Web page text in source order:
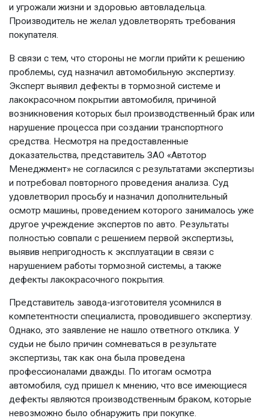
и угрожали жизни и здоровью автовладельца.
Производитель не желал удовлетворять требования
покупателя.
В связи с тем, что стороны не могли прийти к решению
проблемы, суд назначил автомобильную экспертизу.
Эксперт выявил дефекты в тормозной системе и
лакокрасочном покрытии автомобиля, причиной
возникновения которых был производственный брак или
нарушение процесса при создании транспортного
средства. Несмотря на предоставленные
доказательства, представитель ЗАО «Автотор
Менеджмент» не согласился с результатами экспертизы
и потребовал повторного проведения анализа. Суд
удовлетворил просьбу и назначил дополнительный
осмотр машины, проведением которого занималось уже
другое учреждение экспертов по авто. Результаты
полностью совпали с решением первой экспертизы,
выявив непригодность к эксплуатации в связи с
нарушением работы тормозной системы, а также
дефекты лакокрасочного покрытия.
Представитель завода-изготовителя усомнился в
компетентности специалиста, проводившего экспертизу.
Однако, это заявление не нашло ответного отклика. У
судьи не было причин сомневаться в результате
экспертизы, так как она была проведена
профессионалами дважды. По итогам осмотра
автомобиля, суд пришел к мнению, что все имеющиеся
дефекты являются производственным браком, которые
невозможно было обнаружить при покупке.